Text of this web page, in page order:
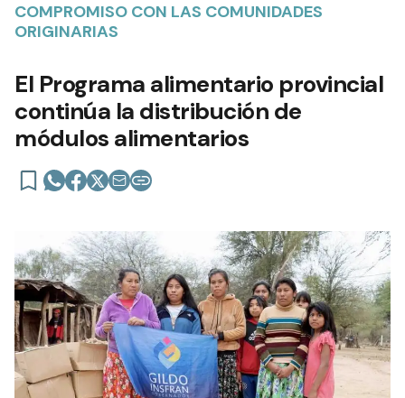
COMPROMISO CON LAS COMUNIDADES
ORIGINARIAS
El Programa alimentario provincial
continúa la distribución de
módulos alimentarios